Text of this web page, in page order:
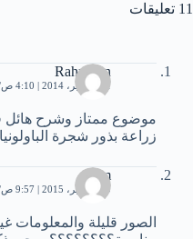
11 تعليقات
Rahmoun
21 سبتمبر، 2014 | 4:10 ص
موضوع ممتاز وشرح هائل
زراعة بذور شجرة
sam
30 سبتمبر، 2015 | 9:57 ص
الصور قليلة والمعلومات